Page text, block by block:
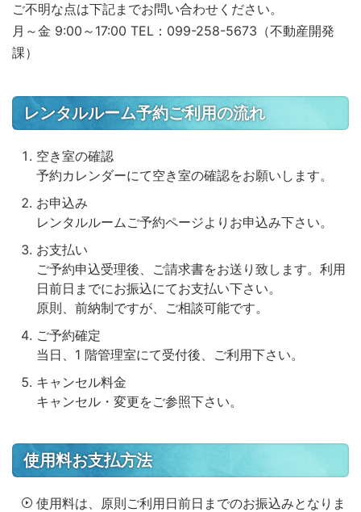
ご不明な点は下記までお問い合わせください。
月～金 9:00～17:00 TEL：099-258-5673（不動産開発
課）
レンタルルーム予約ご利用の流れ
空き室の確認
予約カレンダーにて空き室の確認をお願いします。
お申込み
レンタルルームご予約ページよりお申込み下さい。
お支払い
ご予約申込受理後、ご請求書をお送り致します。利用
日前日までにお振込にてお支払い下さい。
原則、前納制ですが、ご相談可能です。
ご予約確定
当日、1 階管理室にて受付後、ご利用下さい。
キャンセル料金
キャンセル・変更をご参照下さい。
使用料お支払方法
使用料は、原則ご利用日前日までのお振込みとなりま